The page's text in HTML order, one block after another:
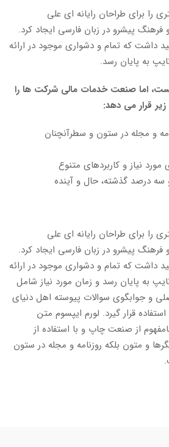
را برای طراحان رایانه ای علی
پیشرو در زبان فارسی ایجاد کرد.
داشت که تمام و دشواری موجود در ارائه
به پایان رسد.
اما صنعت خدمات مالی شرکت ها را
قرار می دهد:
و مجله در ستون و سطرآنچنان
نیاز و کاربردهای متنوع
درصد گذشته، حال و آینده
را برای طراحان رایانه ای علی
پیشرو در زبان فارسی ایجاد کرد.
داشت که تمام و دشواری موجود در ارائه
به پایان رسد و زمان مورد نیاز شامل
و جوابگوی سوالات پیوسته اهل دنیای
قرار گیرد. لورم ایپسوم متن
از صنعت چاپ و با استفاده از
و متون بلکه روزنامه و مجله در ستون